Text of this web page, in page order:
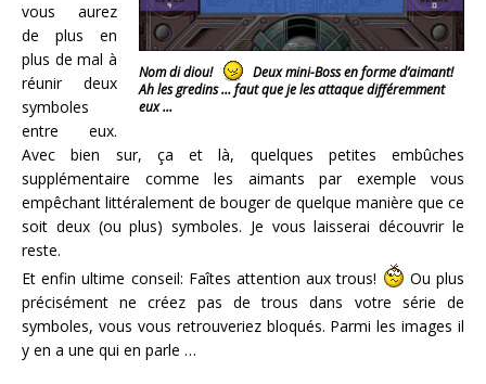
Nom di diou!
Deux mini-Boss en forme d’aimant!
Ah les gredins … faut que je les attaque différemment
eux …
vous aurez
de plus en
plus de mal à
réunir deux
symboles
entre eux.
Avec bien sur, ça et là, quelques petites embûches
supplémentaire comme les aimants par exemple vous
empêchant littéralement de bouger de quelque manière que ce
soit deux (ou plus) symboles. Je vous laisserai découvrir le
reste.
Et enfin ultime conseil: Faîtes attention aux trous!
Ou plus
précisément ne créez pas de trous dans votre série de
symboles, vous vous retrouveriez bloqués. Parmi les images il
y en a une qui en parle …